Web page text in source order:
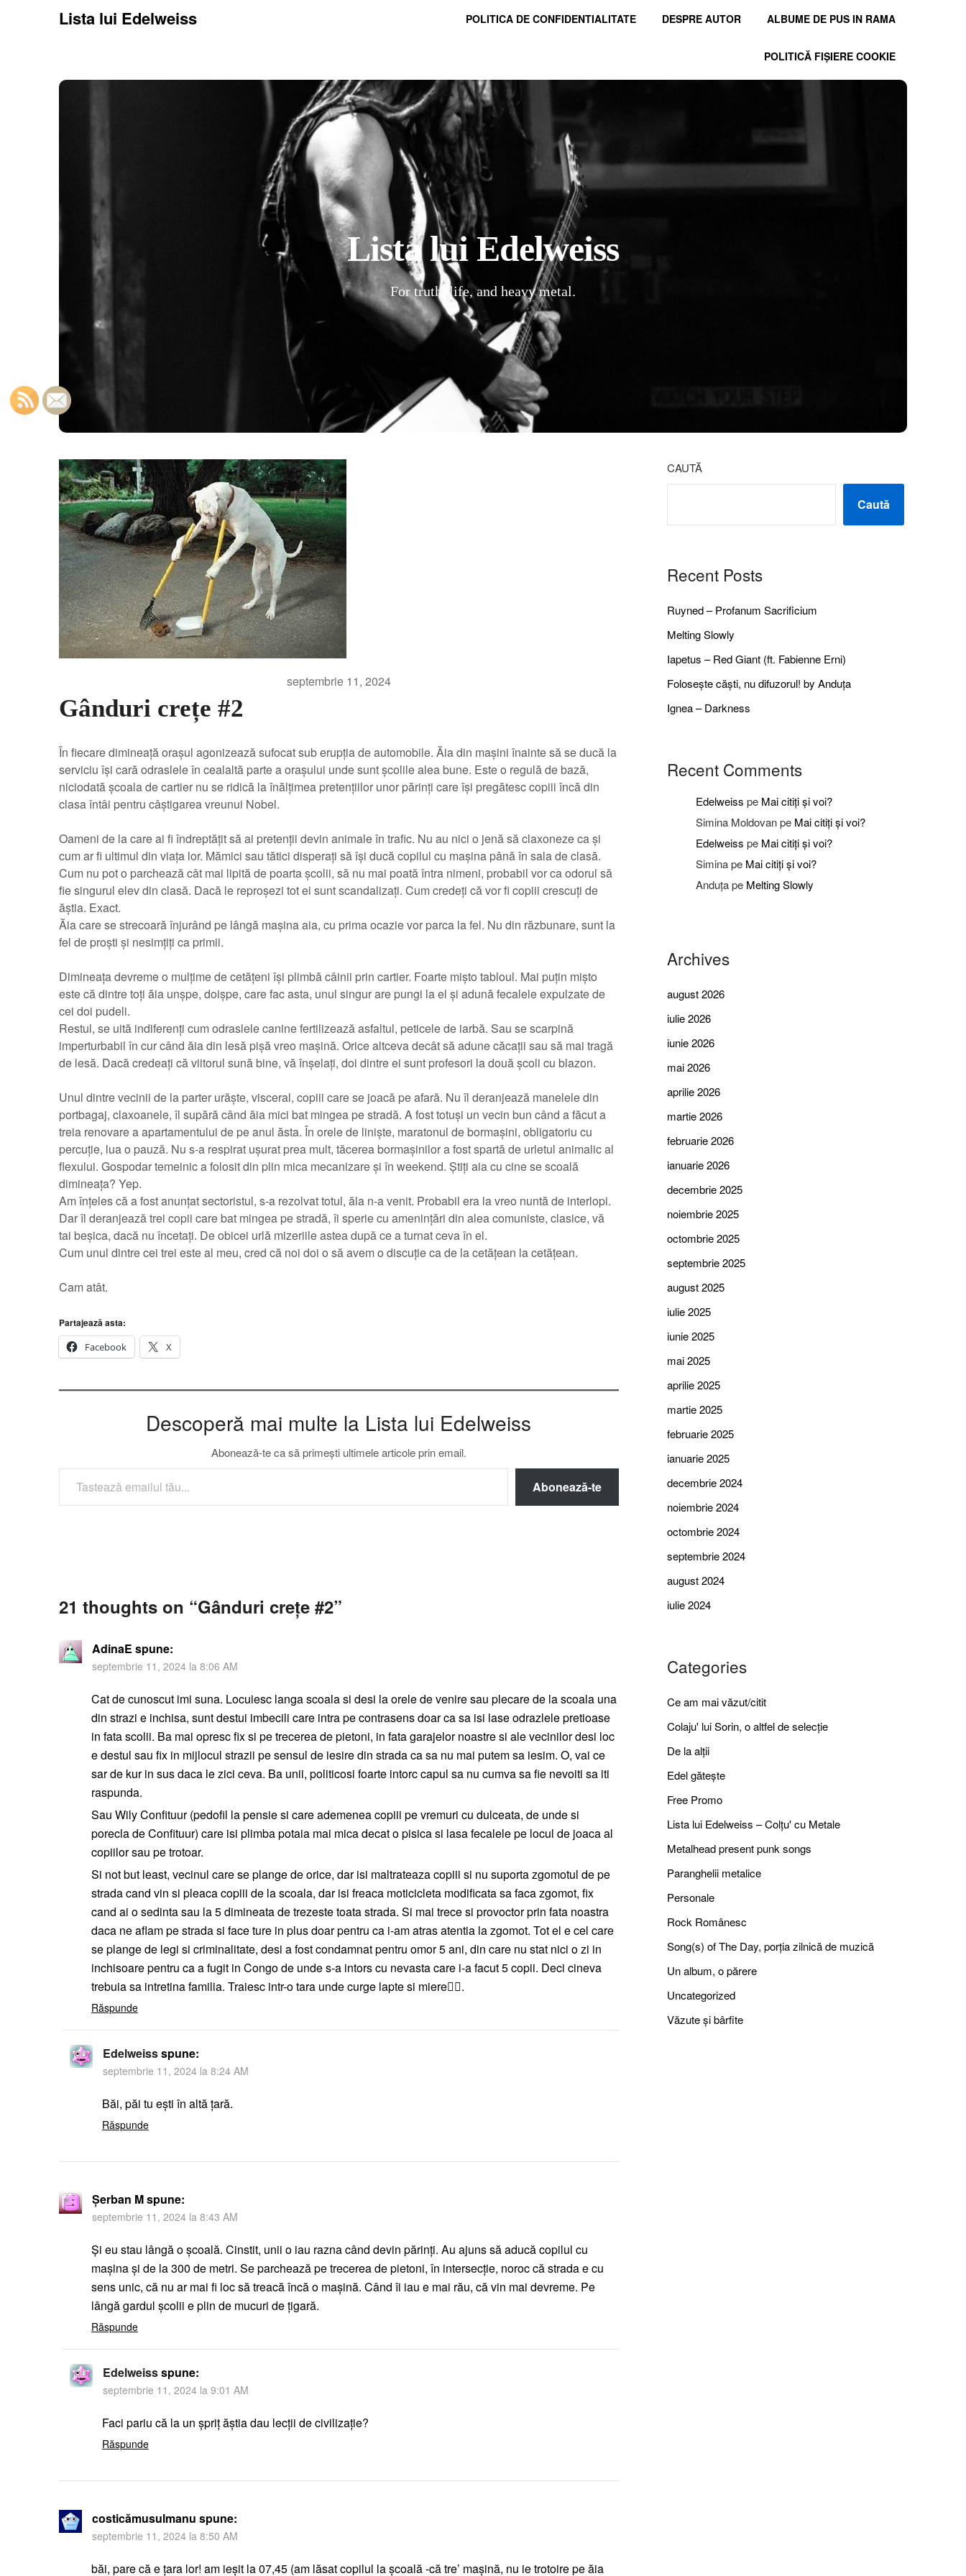
Lista lui Edelweiss POLITICA DE CONFIDENTIALITATE DESPRE AUTOR ALBUME DE PUS IN RAMA
POLITICĂ FIȘIERE COOKIE
Lista lui Edelweiss
For truth, life, and heavy metal.
septembrie 11, 2024
Gânduri crețe #2
În fiecare dimineață orașul agonizează sufocat sub erupția de automobile. Ăia din mașini înainte să se ducă la
serviciu își cară odraslele în cealaltă parte a orașului unde sunt școlile alea bune. Este o regulă de bază,
niciodată școala de cartier nu se ridică la înălțimea pretențiilor unor părinți care își pregătesc copiii încă din
clasa întâi pentru câștigarea vreunui Nobel.
Oameni de la care ai fi îndreptățit să ai pretenții devin animale în trafic. Nu au nici o jenă să claxoneze ca și
cum ar fi ultimul din viața lor. Mămici sau tătici disperați să își ducă copilul cu mașina până în sala de clasă.
Cum nu pot o parchează cât mai lipită de poarta școlii, să nu mai poată întra nimeni, probabil vor ca odorul să
fie singurul elev din clasă. Dacă le reproșezi tot ei sunt scandalizați. Cum credeți că vor fi copiii crescuți de
ăștia. Exact.
Ăia care se strecoară înjurând pe lângă mașina aia, cu prima ocazie vor parca la fel. Nu din răzbunare, sunt la
fel de proști și nesimțiți ca primii.
Dimineața devreme o mulțime de cetățeni își plimbă câinii prin cartier. Foarte mișto tabloul. Mai puțin mișto
este că dintre toți ăia unșpe, doișpe, care fac asta, unul singur are pungi la el și adună fecalele expulzate de
cei doi pudeli.
Restul, se uită indiferenți cum odraslele canine fertilizează asfaltul, peticele de iarbă. Sau se scarpină
imperturbabil în cur când ăia din lesă pișă vreo mașină. Orice altceva decât să adune căcații sau să mai tragă
de lesă. Dacă credeați că viitorul sună bine, vă înșelați, doi dintre ei sunt profesori la două școli cu blazon.
Unul dintre vecinii de la parter urăște, visceral, copiii care se joacă pe afară. Nu îl deranjează manelele din
portbagaj, claxoanele, îl supără când ăia mici bat mingea pe stradă. A fost totuși un vecin bun când a făcut a
treia renovare a apartamentului de pe anul ăsta. În orele de liniște, maratonul de bormașini, obligatoriu cu
percuție, lua o pauză. Nu s-a respirat ușurat prea mult, tăcerea bormașinilor a fost spartă de urletul animalic al
flexului. Gospodar temeinic a folosit din plin mica mecanizare și în weekend. Știți aia cu cine se scoală
dimineața? Yep.
Am înțeles că a fost anunțat sectoristul, s-a rezolvat totul, ăla n-a venit. Probabil era la vreo nuntă de interlopi.
Dar îl deranjează trei copii care bat mingea pe stradă, îi sperie cu amenințări din alea comuniste, clasice, vă
tai beșica, dacă nu încetați. De obicei urlă mizeriile astea după ce a turnat ceva în el.
Cum unul dintre cei trei este al meu, cred că noi doi o să avem o discuție ca de la cetățean la cetățean.
Cam atât.
Partajează asta:
Facebook
X
Descoperă mai multe la Lista lui Edelweiss
Abonează-te ca să primești ultimele articole prin email.
TASTEAZĂ EMAILUL TĂU...
Abonează-te
21 thoughts on “Gânduri crețe #2”
AdinaE spune:
septembrie 11, 2024 la 8:06 AM
Cat de cunoscut imi suna. Locuiesc langa scoala si desi la orele de venire sau plecare de la scoala una
din strazi e inchisa, sunt destui imbecili care intra pe contrasens doar ca sa isi lase odrazlele pretioase
in fata scolii. Ba mai opresc fix si pe trecerea de pietoni, in fata garajelor noastre si ale vecinilor desi loc
e destul sau fix in mijlocul strazii pe sensul de iesire din strada ca sa nu mai putem sa iesim. O, vai ce
sar de kur in sus daca le zici ceva. Ba unii, politicosi foarte intorc capul sa nu cumva sa fie nevoiti sa iti
raspunda.
Sau Wily Confituur (pedofil la pensie si care ademenea copiii pe vremuri cu dulceata, de unde si
porecla de Confituur) care isi plimba potaia mai mica decat o pisica si lasa fecalele pe locul de joaca al
copiilor sau pe trotoar.
Si not but least, vecinul care se plange de orice, dar isi maltrateaza copiii si nu suporta zgomotul de pe
strada cand vin si pleaca copiii de la scoala, dar isi freaca moticicleta modificata sa faca zgomot, fix
cand ai o sedinta sau la 5 dimineata de trezeste toata strada. Si mai trece si provoctor prin fata noastra
daca ne aflam pe strada si face ture in plus doar pentru ca i-am atras atentia la zgomot. Tot el e cel care
se plange de legi si criminalitate, desi a fost condamnat pentru omor 5 ani, din care nu stat nici o zi in
inchisoare pentru ca a fugit in Congo de unde s-a intors cu nevasta care i-a facut 5 copii. Deci cineva
trebuia sa intretina familia. Traiesc intr-o tara unde curge lapte si miere🤷‍♀️.
Răspunde
Edelweissspune:
septembrie 11, 2024 la 8:24 AM
Băi, păi tu ești în altă țară.
Răspunde
Șerban Mspune:
septembrie 11, 2024 la 8:43 AM
Și eu stau lângă o școală. Cinstit, unii o iau razna când devin părinți. Au ajuns să aducă copilul cu
mașina și de la 300 de metri. Se parchează pe trecerea de pietoni, în intersecție, noroc că strada e cu
sens unic, că nu ar mai fi loc să treacă încă o mașină. Când îi iau e mai rău, că vin mai devreme. Pe
lângă gardul școlii e plin de mucuri de țigară.
Răspunde
Edelweissspune:
septembrie 11, 2024 la 9:01 AM
Faci pariu că la un șpriț ăștia dau lecții de civilizație?
Răspunde
costicămusulmanu spune:
septembrie 11, 2024 la 8:50 AM
băi, pare că e țara lor! am ieșit la 07,45 (am lăsat copilul la școală -că tre’ mașină, nu ie trotoire pe ăia
CAUTĂ
Caută
Recent Posts
Ruyned – Profanum Sacrificium
Melting Slowly
Iapetus – Red Giant (ft. Fabienne Erni)
Folosește căști, nu difuzorul! by Anduța
Ignea – Darkness
Recent Comments
Edelweiss pe Mai citiți și voi?
Simina Moldovanpe Mai citiți și voi?
Edelweiss pe Mai citiți și voi?
Siminape Mai citiți și voi?
Anduțape Melting Slowly
Archives
august 2026
iulie 2026
iunie 2026
mai 2026
aprilie 2026
martie 2026
februarie 2026
ianuarie 2026
decembrie 2025
noiembrie 2025
octombrie 2025
septembrie 2025
august 2025
iulie 2025
iunie 2025
mai 2025
aprilie 2025
martie 2025
februarie 2025
ianuarie 2025
decembrie 2024
noiembrie 2024
octombrie 2024
septembrie 2024
august 2024
iulie 2024
Categories
Ce am mai văzut/citit
Colaju' lui Sorin, o altfel de selecție
De la alții
Edel gătește
Free Promo
Lista lui Edelweiss – Colțu' cu Metale
Metalhead present punk songs
Paranghelii metalice
Personale
Rock Românesc
Song(s) of The Day, porția zilnică de muzică
Un album, o părere
Uncategorized
Văzute și bârfite